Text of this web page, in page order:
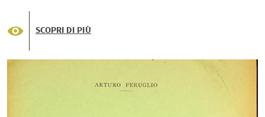
SCOPRI DI PIÙ